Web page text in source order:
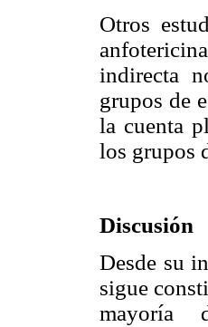
Otros
indirecta
grupos de
la cuenta
los grupos
Discusión
Desde su
sigue
mayoría